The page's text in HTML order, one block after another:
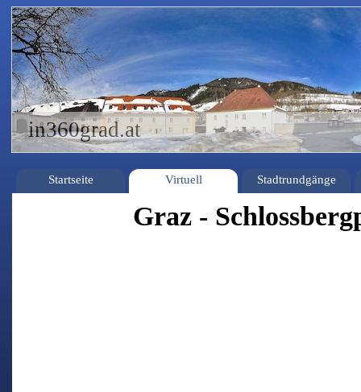
in360grad.at
Startseite Virtuell Stadtrundgänge
Graz -